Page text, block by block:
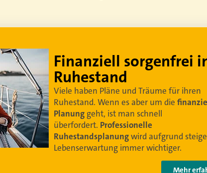
Lebe dein bestes Leben
Um sorgenfrei in den Ruhestand zu blicken,
braucht esprofessionelle Ruhestandsplanung
Damit Ihre Kundinnen und Kundenihr bestes
Leben leben können.
Video anschauen